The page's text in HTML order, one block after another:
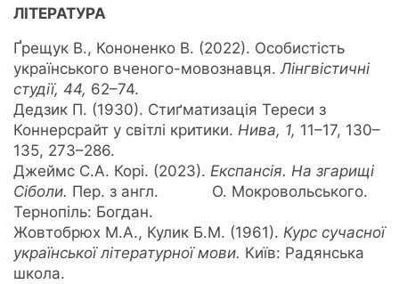
ЛІТЕРАТУРА
Ґрещук В., Кононенко В. (2022). Особистість
українського вченого-мовознавця.Лінгвістичні
студії, 44, 62–74.
Дедзик П. (1930). Стиґматизація Тереси з
Коннерсрайт у світлі критики. Нива, 1, 11–17, 130–
135, 273–286.
Джеймс С.А. Корі. (2023). Експансія. На згарищі
Сіболи. Пер. з англ. О. Мокровольського.
Тернопіль: Богдан.
Жовтобрюх М.А., Кулик Б.М. (1961). Курс сучасної
української літературної мови. Київ: Радянська
школа.